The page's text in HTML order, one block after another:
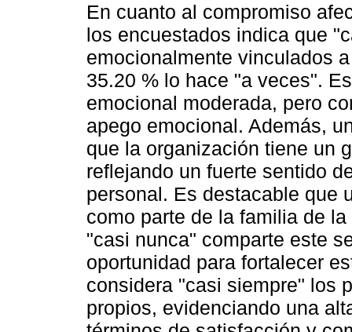
En cuanto al compromiso
los encuestados indica que
emocionalmente vinculados
35.20 % lo hace "a veces".
emocional moderada, pero
apego emocional. Además,
que la organización tiene un
reflejando un fuerte sentido
personal. Es destacable que
como parte de la familia de
"casi nunca" comparte este
oportunidad para fortalecer
considera "casi siempre" los
propios, evidenciando una